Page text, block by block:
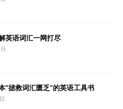
英语词汇一网打尽
“拯救词汇匮乏”的英语工具书